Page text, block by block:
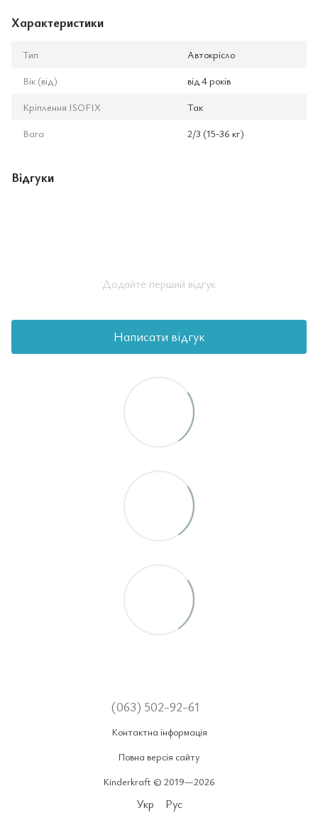
Характеристики
Тип
Автокрісло
Вік (від)
від 4 років
Кріплення ISOFIX
Так
Вага
2/3 (15-36 кг)
Відгуки
Додайте перший відгук
Написати відгук
(063) 502-92-61
Контактна інформація
Повна версія сайту
Kinderkraft © 2019—2026
Укр Рус